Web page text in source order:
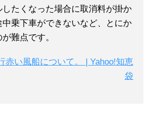
したくなった場合に取消料が掛か
中乗下車ができないなど、とにか
難点です。
赤い風船について。 | Yahoo!知恵
袋